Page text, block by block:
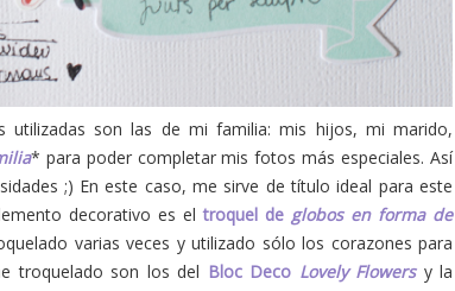
son las de mi familia: mis hijos, mi marido,
* para poder completar mis fotos más especiales. Así
;) En este caso, me sirve de título ideal para este
decorativo es eltroquel de globos en forma de
varias veces y utilizado sólo los corazones para
troquelado son los del Bloc Deco Lovely Flowers y la